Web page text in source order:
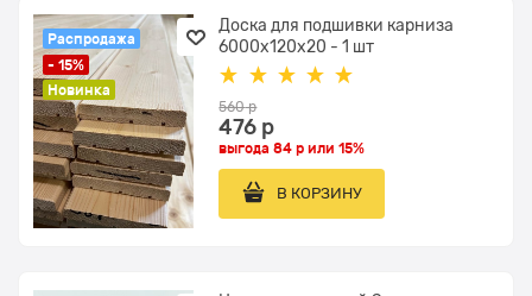
Распродажа
- 15%
Новинка
Доска для подшивки карниза
6000x120х20 - 1 шт
560 р
476 р
выгода84 р или15%
В КОРЗИНУ